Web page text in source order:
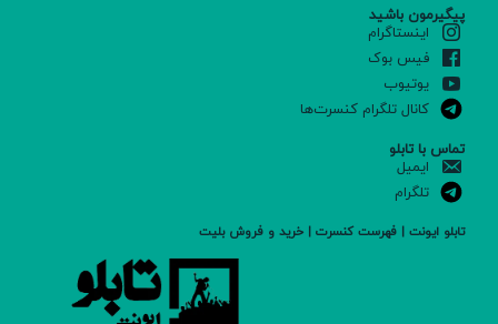
پیگیرمون باشید
اینستاگرام
فیس بوک
یوتیوب
کانال تلگرام کنسرت‌ها
تماس با تابلو
ایمیل
تلگرام
تابلو ایونت | فهرست کنسرت | خرید و فروش بلیت